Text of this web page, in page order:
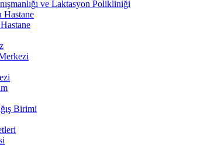
ve Laktasyon Polikliniği
Hastane
Birimi